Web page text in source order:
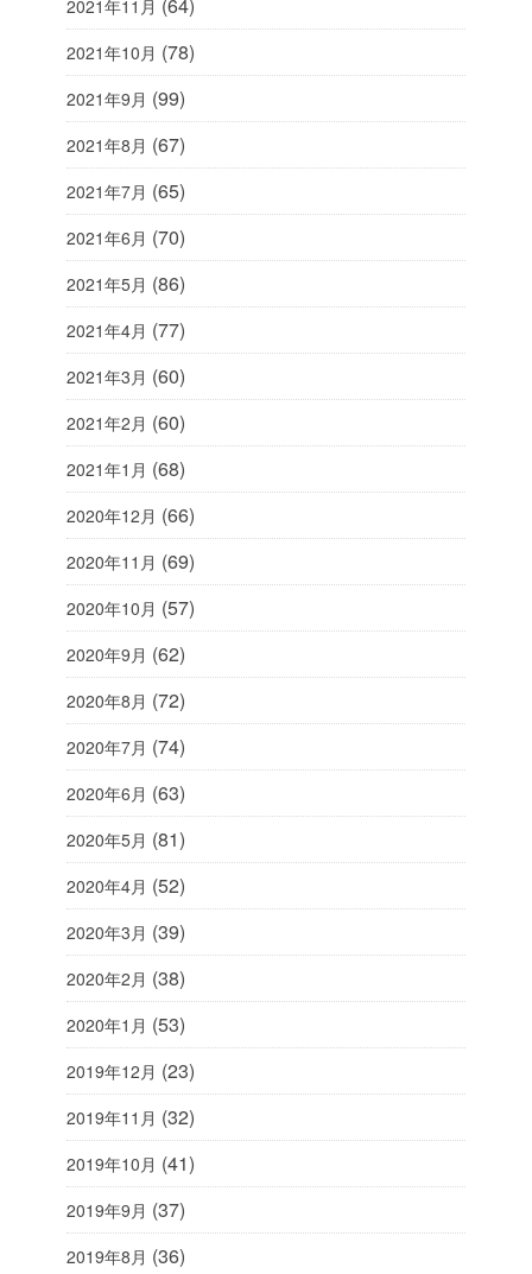
2021年11月
2021年10月 (78)
2021年9月 (99)
2021年8月 (67)
2021年7月 (65)
2021年6月 (70)
2021年5月 (86)
2021年4月 (77)
2021年3月 (60)
2021年2月 (60)
2021年1月 (68)
2020年12月 (66)
2020年11月 (69)
2020年10月 (57)
2020年9月 (62)
2020年8月 (72)
2020年7月 (74)
2020年6月 (63)
2020年5月 (81)
2020年4月 (52)
2020年3月 (39)
2020年2月 (38)
2020年1月 (53)
2019年12月 (23)
2019年11月 (32)
2019年10月 (41)
2019年9月 (37)
2019年8月 (36)